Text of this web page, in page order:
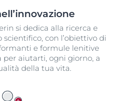
si dedica alla ricerca e
scientifico, con l’obiettivo di
e formule lenitive
per aiutarti, ogni giorno, a
della tua vita.